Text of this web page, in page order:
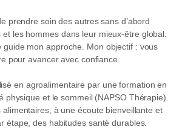
prendre soin des autres sans d’abord
les hommes dans leur mieux-être global.
mon approche. Mon objectif : vous
pour avancer avec confiance.
en agroalimentaire par une formation en
et le sommeil (NAPSO Thérapie).
à une écoute bienveillante et
étape, des habitudes santé durables.